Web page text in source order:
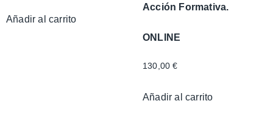
Añadir al carrito
Acción Formativa.
ONLINE
130,00€
Añadir al carrito